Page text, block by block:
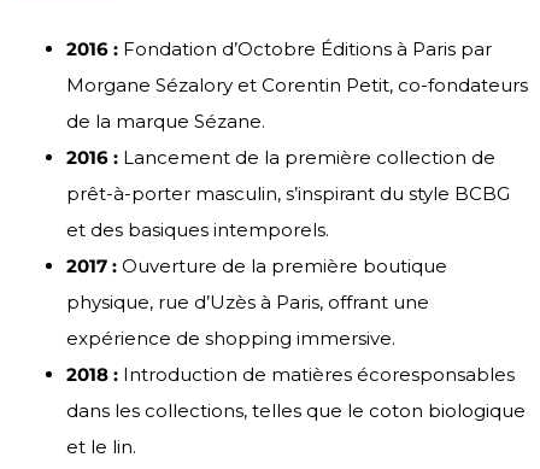
2016 : Fondation d’Octobre Éditions à Paris par
Morgane Sézalory et Corentin Petit, co-fondateurs
de la marque Sézane.
2016 : Lancement de la première collection de
prêt-à-porter masculin, s’inspirant du style BCBG
et des basiques intemporels.
2017 : Ouverture de la première boutique
physique, rue d’Uzès à Paris, offrant une
expérience de shopping immersive.
2018 : Introduction de matières écoresponsables
dans les collections, telles que le coton biologique
et le lin.